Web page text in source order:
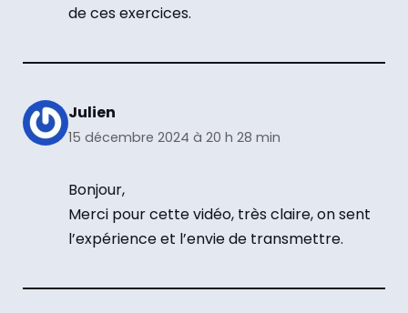
de ces exercices.
Julien
15 décembre 2024 à 20 h 28 min
Bonjour,
Merci pour cette vidéo, très claire, on sent
l’expérience et l’envie de transmettre.